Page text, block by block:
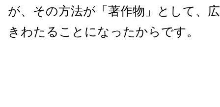
が、その方法が「著作物」として、
きわたることになったからです。